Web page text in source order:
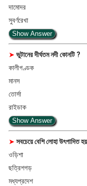
দামোদর
সুবর্ণরেখা
Show Answer
➤ ভুটানের দীর্ঘতম নদী কোনটি ?
কালীগণ্ডক
মানস
তোর্সা
রাইডাক
Show Answer
➤ সবচেয়ে বেশি লোহা উৎপাদিত
ওড়িশা
ছত্রিশগড়
মধ্যপ্রদেশ